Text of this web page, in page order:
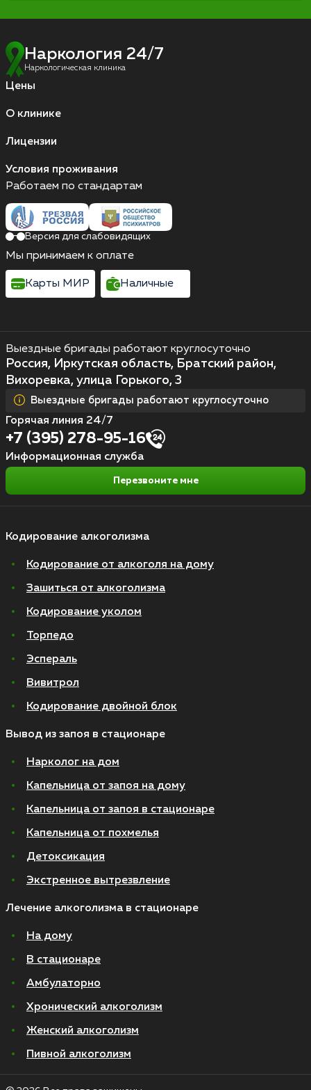
Наркология 24/7
Наркологическая клиника
Цены
О клинике
Лицензии
Условия проживания
Кодирование алкоголизма
Кодирование от алкоголя на дому
Зашиться от алкоголизма
Кодирование уколом
Торпедо
Эспераль
Вивитрол
Кодирование двойной блок
Вывод из запоя в стационаре
Нарколог на дом
Капельница от запоя на дому
Капельница от запоя в стационаре
Капельница от похмелья
Детоксикация
Экстренное вытрезвление
Лечение алкоголизма в стационаре
На дому
В стационаре
Амбулаторно
Хронический алкоголизм
Женский алкоголизм
Пивной алкоголизм
Выездные бригады работают круглосуточно
Россия, Иркутская область, Братский район,
Вихоревка, улица Горького, 3
Выездные бригады работают круглосуточно
Горячая линия 24/7
+7 (395) 278-95-16
Информационная служба
Перезвоните мне
Работаем по стандартам
Версия для слабовидящих
Мы принимаем к оплате
Карты МИР Наличные